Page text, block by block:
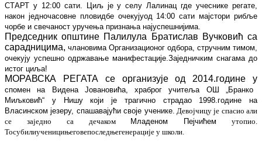
СТАРТ у 12:00 сати. Циљ је уселу Лалинац где учесникерегате,
након једночасовне пловидбеочекујуод 14:00 сати мајстори рибље
чорбе и свечаност уручења признања најуспешнијима
Председник општине Палилула Братислав Вучковић са
сарадницима, члановима Организационог одбора, стручним тимом,
очекују успешно одржавање манифестације. Заједничким снагама до
истог циља!
МОРАВСКА РЕГАТА се организује од 2014.године у
спомен на Видена Јовановића, храброгучитеља ОШ „Бранко
Миљковић“ у Нишу који је трагично страдао 1998.године на
Власинском језеру, спашавајући своје ученике. Девојчицу је спасио али
се заједно са дечаком
Младеном Пејчићем утопио.
Тосубилиученицињеговепоследњегенерације у школи.